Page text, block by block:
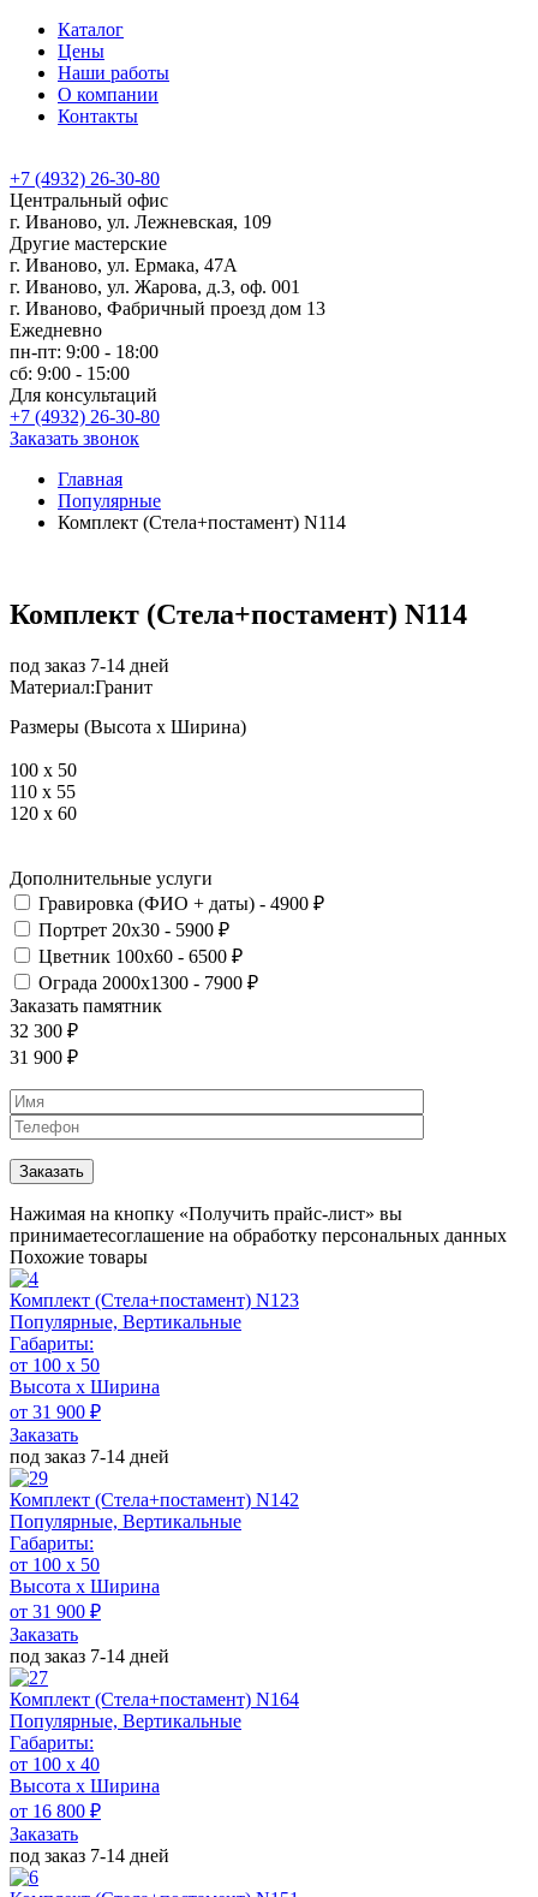
Каталог
Цены
Наши работы
О компании
Контакты
+7 (4932) 26-30-80
Центральный офис
г. Иваново, ул. Лежневская, 109
Другие мастерские
г. Иваново, ул. Ермака, 47А
г. Иваново, ул. Жарова, д.3, оф. 001
г. Иваново, Фабричный проезд дом 13
Ежедневно
пн-пт: 9:00 - 18:00
сб: 9:00 - 15:00
Для консультаций
+7 (4932) 26-30-80
Заказать звонок
Главная
Популярные
Комплект (Стела+постамент) N114
Комплект (Стела+постамент) N114
под заказ 7-14 дней
Материал:Гранит
Размеры (Высота х Ширина)
100 x 50
110 x 55
120 x 60
Дополнительные услуги
Гравировка (ФИО + даты) - 4900 ₽
Портрет 20х30 - 5900 ₽
Цветник 100х60 - 6500 ₽
Ограда 2000х1300 - 7900 ₽
Заказать памятник
32 300 ₽
31 900 ₽
Нажимая на кнопку «Получить прайс-лист» вы
принимаетесоглашение на обработку персональных данных
Похожие товары
Комплект (Стела+постамент) N123
Популярные, Вертикальные
Габариты:
от 100 x 50
Высота х Ширина
от 31 900 ₽
Заказать
под заказ 7-14 дней
Комплект (Стела+постамент) N142
Популярные, Вертикальные
Габариты:
от 100 x 50
Высота х Ширина
от 31 900 ₽
Заказать
под заказ 7-14 дней
Комплект (Стела+постамент) N164
Популярные, Вертикальные
Габариты:
от 100 х 40
Высота х Ширина
от 16 800 ₽
Заказать
под заказ 7-14 дней